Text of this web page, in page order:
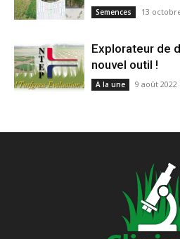
Semences 13
Explorateur de
nouvel outil !
A la une 9 août 2022